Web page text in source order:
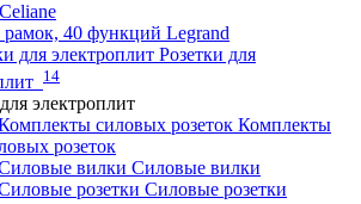
рамок, 40 функций Legrand
Розетки для
14
электроплит
Комплекты
розеток
Силовые вилки
Силовые розетки